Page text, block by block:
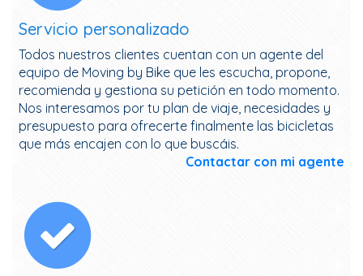
Servicio personalizado
Todos nuestros clientes cuentan con un agente del
equipo de Moving by Bike que les escucha, propone,
recomienda y gestiona su petición en todo momento.
Nos interesamos por tu plan de viaje, necesidades y
presupuesto para ofrecerte finalmente las bicicletas
que más encajen con lo que buscáis.
Contactar con mi agente